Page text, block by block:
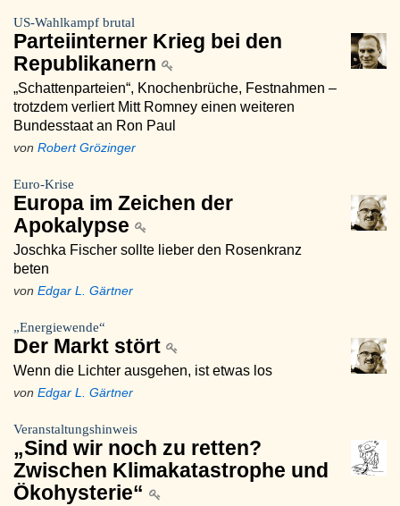
US-Wahlkampf brutal
Parteiinterner Krieg bei den
Republikanern
„Schattenparteien“, Knochenbrüche, Festnahmen –
trotzdem verliert Mitt Romney einen weiteren
Bundesstaat an Ron Paul
von Robert Grözinger
Euro-Krise
Europa im Zeichen der
Apokalypse
Joschka Fischer sollte lieber den Rosenkranz
beten
von Edgar L. Gärtner
„Energiewende“
Der Markt stört
Wenn die Lichter ausgehen, ist etwas los
von Edgar L. Gärtner
Veranstaltungshinweis
„Sind wir noch zu retten?
Zwischen Klimakatastrophe und
Ökohysterie“